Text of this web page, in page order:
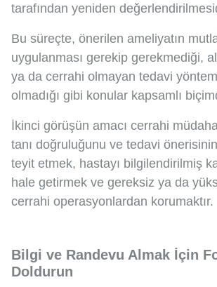
tarafından yeniden
Bu süreçte, önerilen ameliyatın
uygulanması gerekip gerekmediği,
ya da cerrahi olmayan tedavi
olmadığı gibi konular kapsamlı
İkinci görüşün amacı cerrahi
tanı doğruluğunu ve tedavi
teyit etmek, hastayı bilgilendirilmiş
hale getirmek ve gereksiz ya da
cerrahi operasyonlardan korumaktır.
Bilgi ve Randevu Almak İçin
Doldurun